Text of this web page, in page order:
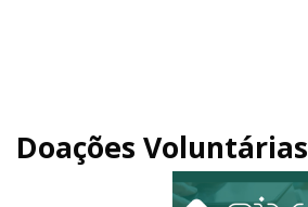
Doações Voluntárias